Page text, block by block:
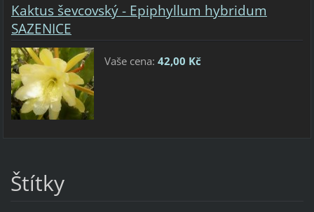
Kaktus ševcovský - Epiphyllum hybridum
SAZENICE
Vaše cena: 42,00 Kč
Štítky